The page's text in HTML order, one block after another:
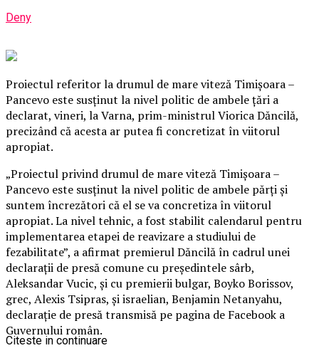
Deny
Proiectul referitor la drumul de mare viteză Timişoara –
Pancevo este susţinut la nivel politic de ambele ţări a
declarat, vineri, la Varna, prim-ministrul Viorica Dăncilă,
precizând că acesta ar putea fi concretizat în viitorul
apropiat.
„Proiectul privind drumul de mare viteză Timişoara –
Pancevo este susţinut la nivel politic de ambele părţi şi
suntem încrezători că el se va concretiza în viitorul
apropiat. La nivel tehnic, a fost stabilit calendarul pentru
implementarea etapei de reavizare a studiului de
fezabilitate”, a afirmat premierul Dăncilă în cadrul unei
declaraţii de presă comune cu preşedintele sârb,
Aleksandar Vucic, şi cu premierii bulgar, Boyko Borissov,
grec, Alexis Tsipras, şi israelian, Benjamin Netanyahu,
declaraţie de presă transmisă pe pagina de Facebook a
Guvernului român.
Citeste in continuare